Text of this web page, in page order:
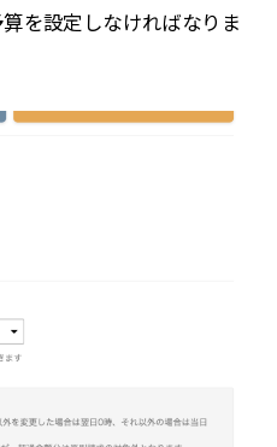
を設定しなければなりま